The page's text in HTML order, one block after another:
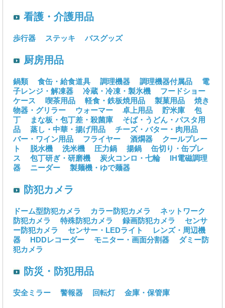
看護・介護用品
歩行器 ステッキ バスグッズ
厨房用品
鍋類 食缶・給食道具 調理機器 調理機器付属品
電
子レンジ・解凍器
冷蔵・冷凍・製氷機
フードショー
ケース
喫茶用品 軽食・鉄板焼用品 製菓用品
焼き
物器・グリラー
ウォーマー 卓上用品 貯米庫
包
丁
まな板・包丁差・殺菌庫
そば・うどん・パスタ用
品
蒸し・中華・揚げ用品
チーズ・バター・肉用品
バー・ワイン用品
フライヤー 酒燗器
クールプレー
ト
脱水機 洗米機 圧力鍋 揚鍋
缶切り・缶プレ
ス
包丁研ぎ・研磨機 炭火コンロ・七輪
IH電磁調理
器
ニーダー 製麺機・ゆで麺器
防犯カメラ
ドーム型防犯カメラ カラー防犯カメラ
ネットワーク
防犯カメラ
特殊防犯カメラ 録画防犯カメラ
センサ
ー防犯カメラ
センサー・LEDライト
レンズ・周辺機
器
HDDレコーダー モニター・画面分割器
ダミー防
犯カメラ
防災・防犯用品
安全ミラー 警報器 回転灯 金庫・保管庫